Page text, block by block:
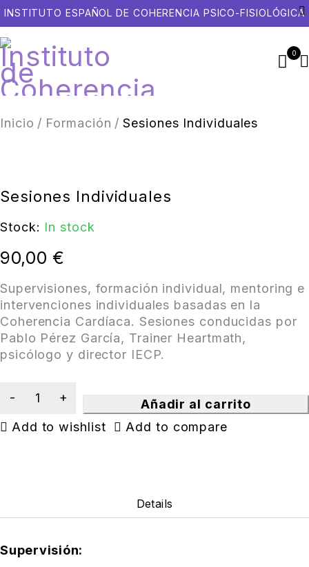
INSTITUTO ESPAÑOL DE COHERENCIA PSICO-FISIOLÓGICA
0
Inicio / Formación / Sesiones Individuales
Sesiones Individuales
Stock: In stock
Supervisiones, formación individual, mentoring e
intervenciones individuales basadas en la
Coherencia Cardíaca. Sesiones conducidas por
Pablo Pérez García, Trainer Heartmath,
psicólogo y director IECP.
90,00 €
Añadir al carrito
Add to wishlist
Add to compare
Details
Supervisión: